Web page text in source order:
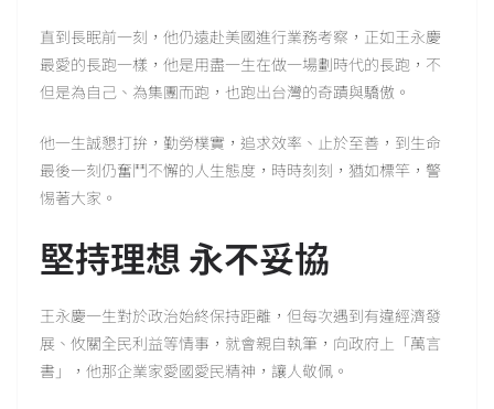
直到長眠前一刻，他仍遠赴美國進行業務考察，正如王永慶
最愛的長跑一樣，他是用盡一生在做一場劃時代的長跑，不
但是為自己、為集團而跑，也跑出台灣的奇蹟與驕傲。
他一生誠懇打拚，勤勞樸實，追求效率、止於至善，到生命
最後一刻仍奮鬥不懈的人生態度，時時刻刻，猶如標竿，警
惕著大家。
堅持理想 永不妥協
王永慶一生對於政治始終保持距離，但每次遇到有違經濟發
展、攸關全民利益等情事，就會親自執筆，向政府上「萬言
書」，他那企業家愛國愛民精神，讓人敬佩。